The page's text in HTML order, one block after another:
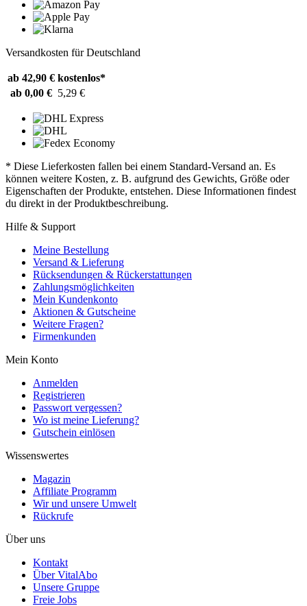
Versandkosten für Deutschland
ab 42,90 € kostenlos*
ab 0,00 € 5,29 €
* Diese Lieferkosten fallen bei einem Standard-Versand an. Es
können weitere Kosten, z. B. aufgrund des Gewichts, Größe oder
Eigenschaften der Produkte, entstehen. Diese Informationen findest
du direkt in der Produktbeschreibung.
Hilfe & Support
Meine Bestellung
Versand & Lieferung
Rücksendungen & Rückerstattungen
Zahlungsmöglichkeiten
Mein Kundenkonto
Aktionen & Gutscheine
Weitere Fragen?
Firmenkunden
Mein Konto
Anmelden
Registrieren
Passwort vergessen?
Wo ist meine Lieferung?
Gutschein einlösen
Wissenswertes
Magazin
Affiliate Programm
Wir und unsere Umwelt
Rückrufe
Über uns
Kontakt
Über VitalAbo
Unsere Gruppe
Freie Jobs